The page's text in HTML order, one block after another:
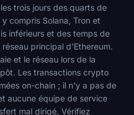
trois jours des quarts de
compris Solana, Tron et
inférieurs et des temps de
principal d'Ethereum.
et le réseau lors de la
Les transactions crypto
on-chain ; il n'y a pas de
aucune équipe de service
mal dirigé. Vérifiez